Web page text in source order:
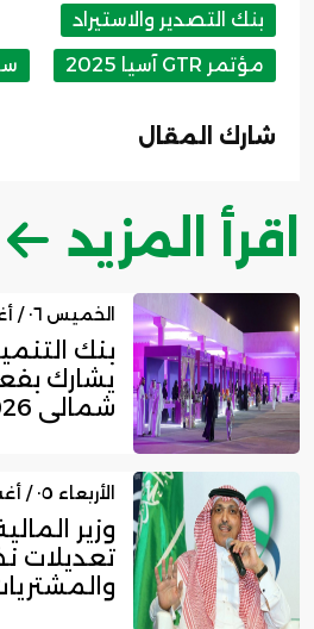
بنك التصدير والاستيراد
مؤتمر GTR آسيا 2025
شارك المقال
اقرأ المزيد
الخميس ٠٦ / أغسطس / ٢٠٢٦
بنك
يشارك
الأربعاء ٠٥ / أغسطس / ٢٠٢٦
وزير
تعديلات